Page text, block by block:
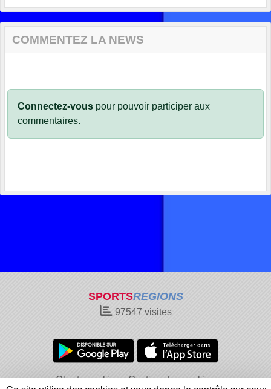
COMMENTEZ LA NEWS
Connectez-vous pour pouvoir participer aux
commentaires.
SPORTSREGIONS
97547 visites
Charte cookies
Gestion des cookies